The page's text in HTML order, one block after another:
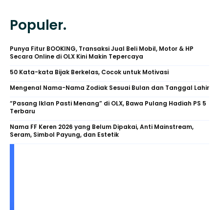
Populer.
Punya Fitur BOOKING, Transaksi Jual Beli Mobil, Motor & HP
Secara Online di OLX Kini Makin Tepercaya
50 Kata-kata Bijak Berkelas, Cocok untuk Motivasi
Mengenal Nama-Nama Zodiak Sesuai Bulan dan Tanggal Lahir
“Pasang Iklan Pasti Menang” di OLX, Bawa Pulang Hadiah PS 5
Terbaru
Nama FF Keren 2026 yang Belum Dipakai, Anti Mainstream,
Seram, Simbol Payung, dan Estetik